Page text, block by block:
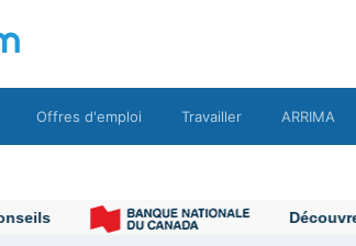
Offres d'emploi Travailler ARRIMA